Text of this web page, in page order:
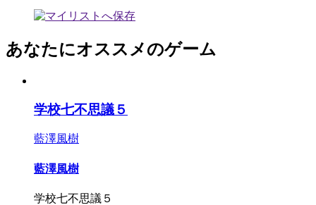
あなたにオススメのゲーム
学校七不思議５
藍澤風樹
藍澤風樹
学校七不思議５